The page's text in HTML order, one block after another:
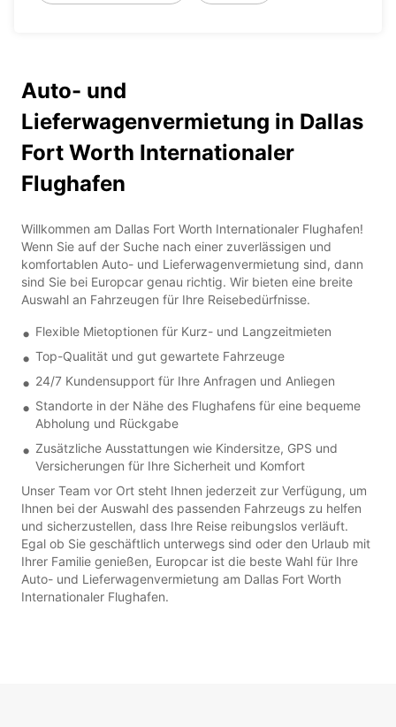
Auto- und
Lieferwagenvermietung in Dallas
Fort Worth Internationaler
Flughafen
Willkommen am Dallas Fort Worth Internationaler Flughafen!
Wenn Sie auf der Suche nach einer zuverlässigen und
komfortablen Auto- und Lieferwagenvermietung sind, dann
sind Sie bei Europcar genau richtig. Wir bieten eine breite
Auswahl an Fahrzeugen für Ihre Reisebedürfnisse.
Flexible Mietoptionen für Kurz- und Langzeitmieten
Top-Qualität und gut gewartete Fahrzeuge
24/7 Kundensupport für Ihre Anfragen und Anliegen
Standorte in der Nähe des Flughafens für eine bequeme
Abholung und Rückgabe
Zusätzliche Ausstattungen wie Kindersitze, GPS und
Versicherungen für Ihre Sicherheit und Komfort
Unser Team vor Ort steht Ihnen jederzeit zur Verfügung, um
Ihnen bei der Auswahl des passenden Fahrzeugs zu helfen
und sicherzustellen, dass Ihre Reise reibungslos verläuft.
Egal ob Sie geschäftlich unterwegs sind oder den Urlaub mit
Ihrer Familie genießen, Europcar ist die beste Wahl für Ihre
Auto- und Lieferwagenvermietung am Dallas Fort Worth
Internationaler Flughafen.